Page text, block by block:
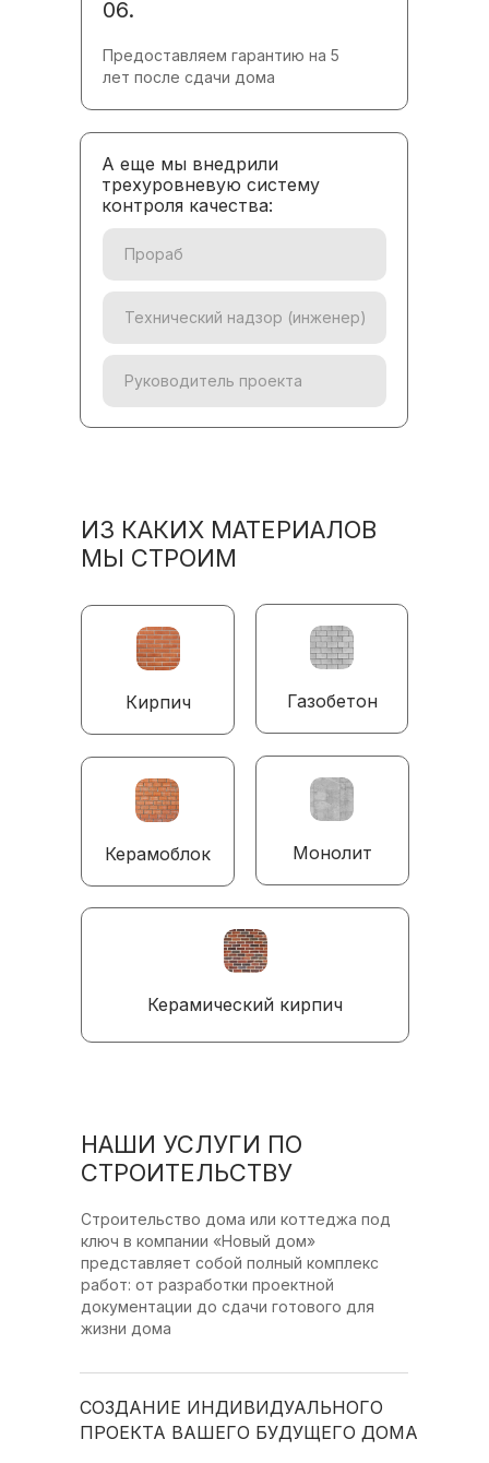
06.
А еще мы внедрили
трехуровневую систему
контроля качества:
Предоставляем гарантию на 5
лет после сдачи дома
Прораб
Технический надзор (инженер)
Руководитель проекта
ИЗ КАКИХ МАТЕРИАЛОВ
МЫ СТРОИМ
Газобетон
Кирпич
Керамоблок
Керамический кирпич
Монолит
Строительство дома или коттеджа под
ключ в компании «Новый дом»
представляет собой полный комплекс
работ: от разработки проектной
документации до сдачи готового для
жизни дома
НАШИ УСЛУГИ ПО
СТРОИТЕЛЬСТВУ
СОЗДАНИЕ ИНДИВИДУАЛЬНОГО
ПРОЕКТА ВАШЕГО БУДУЩЕГО ДОМА